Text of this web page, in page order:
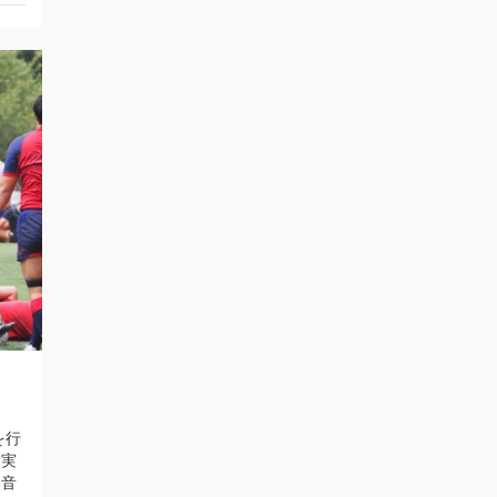
行